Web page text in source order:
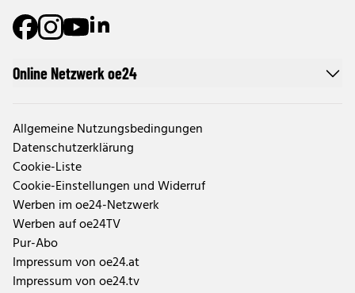
Online Netzwerk oe24
Allgemeine Nutzungsbedingungen
Datenschutzerklärung
Cookie-Liste
Cookie-Einstellungen und Widerruf
Werben im oe24-Netzwerk
Werben auf oe24TV
Pur-Abo
Impressum von oe24.at
Impressum von oe24.tv